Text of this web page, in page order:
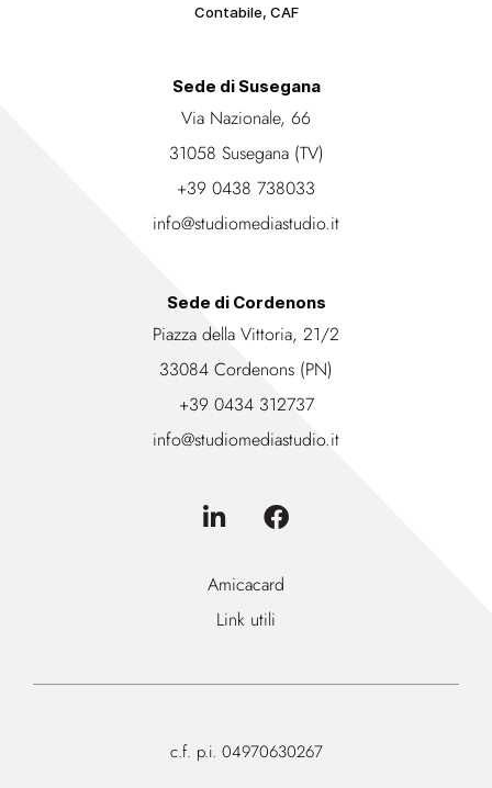
Contabile, CAF
Sede di Susegana
Via Nazionale, 66
31058 Susegana (TV)
+39 0438 738033
info@studiomediastudio.it
Sede di Cordenons
Piazza della Vittoria, 21/2
33084 Cordenons (PN)
+39 0434 312737
info@studiomediastudio.it
Amicacard
Link utili
c.f. p.i. 04970630267